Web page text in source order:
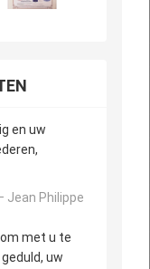
en uw
Jean Philippe
met u te
uw